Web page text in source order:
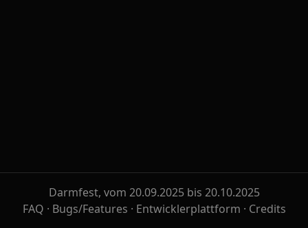
Darmfest, vom 20.09.2025 bis 20.10.2025
FAQ · Bugs/Features · Entwicklerplattform · Credits